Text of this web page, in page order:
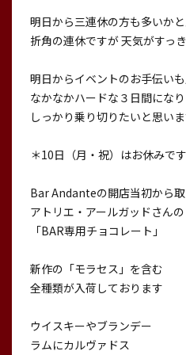
明日から三連休の方も多いか
折角の連休ですが 天気がすっ
明日からイベントのお手伝い
なかなかハードな３日間にな
しっかり乗り切りたいと思い
＊10日（月・祝）はお休みです
Bar Andanteの開店当初から
アトリエ・アールガッドさんの
「BAR専用チョコレート」
新作の「モラセス」を含む
全種類が入荷しております
ウイスキーやブランデー
ラムにカルヴァドス